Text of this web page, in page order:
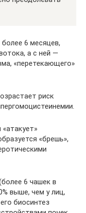
6 месяцев,
а с ней —
«перетекающего»
риск
«брешь»,
6 чашек в
выше, чем у лиц,
биосинтез